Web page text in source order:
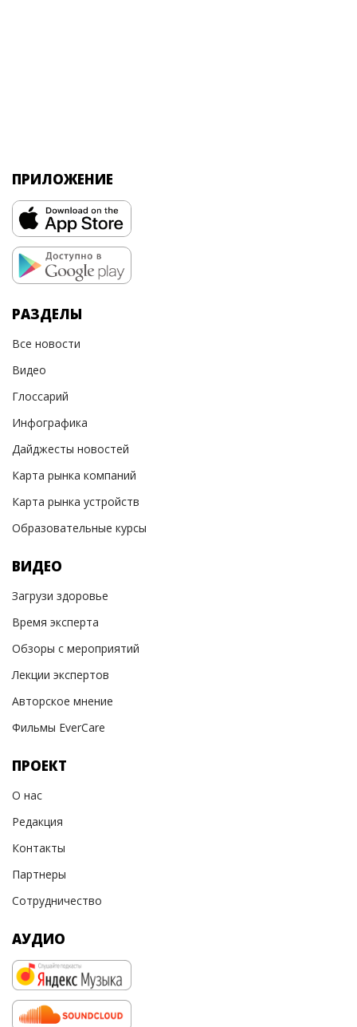
ПРИЛОЖЕНИЕ
РАЗДЕЛЫ
Все новости
Видео
Глоссарий
Инфографика
Дайджесты новостей
Карта рынка компаний
Карта рынка устройств
Образовательные курсы
ВИДЕО
Загрузи здоровье
Время эксперта
Обзоры с мероприятий
Лекции экспертов
Авторское мнение
Фильмы EverCare
ПРОЕКТ
О нас
Редакция
Контакты
Партнеры
Сотрудничество
АУДИО